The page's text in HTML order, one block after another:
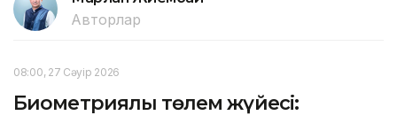
Авторлар
08:00, 27 Сәуір 2026
Биометриялық төлем жүйесі: